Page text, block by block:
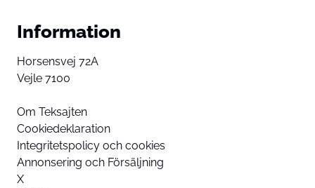
Information
Horsensvej 72A
Vejle 7100
Om Teksajten
Cookiedeklaration
Integritetspolicy och cookies
Annonsering och Försäljning
X